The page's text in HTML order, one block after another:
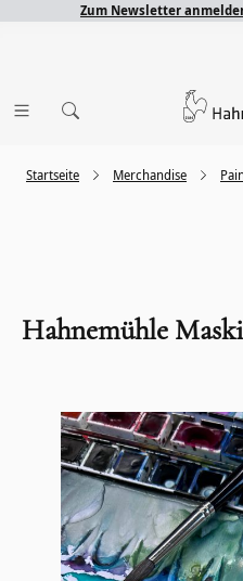
Zum Newsletter
Merchandise
Startseite
Hahnemühle
Bildergalerie überspringen